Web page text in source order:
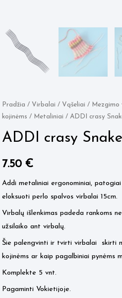
Pradžia / Virbalai / Vąšeliai /
kojinėms / Metaliniai / ADDI crasy
ADDI crasy
7.50 €
Addi metaliniai ergonominiai, patogiai
eloksuoti perlo spalvos virbalai 15cm.
Virbalų išlenkimas padeda rankoms
užsilaiko ant virbalų.
Šie palengvinti ir tvirti virbalai skirti
kojinėms ar kaip pagalbiniai pynėms
Komplekte 5 vnt.
Pagaminti Vokietijoje.